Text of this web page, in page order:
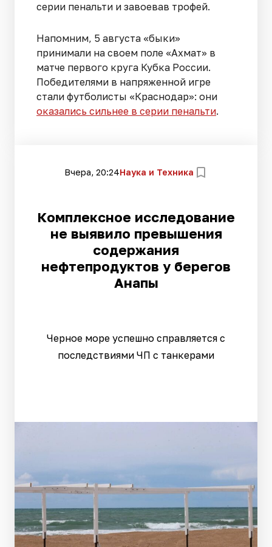
серии пенальти и завоевав трофей.
Напомним, 5 августа «быки»
принимали на своем поле «Ахмат» в
матче первого круга Кубка России.
Победителями в напряженной игре
стали футболисты «Краснодар»: они
оказались сильнее в серии пенальти.
Вчера, 20:24Наука и Техника
Комплексное исследование
не выявило превышения
содержания
нефтепродуктов у берегов
Анапы
Черное море успешно справляется с
последствиями ЧП с танкерами